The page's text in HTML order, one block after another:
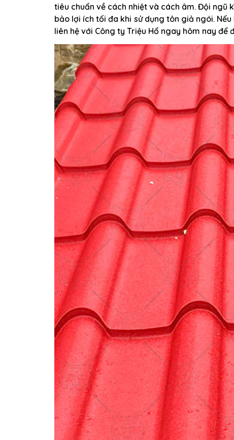
tiêu chuẩn về cách nhiệt và cách âm. Đội
bảo lợi ích tối đa khi sử dụng tôn giả ngói.
liên hệ với Công ty Triệu Hổ ngay hôm nay